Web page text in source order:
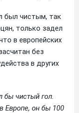
был чистым, так
только задел
в европейских
без
в других
бы чистый гол.
Европе, он бы 100